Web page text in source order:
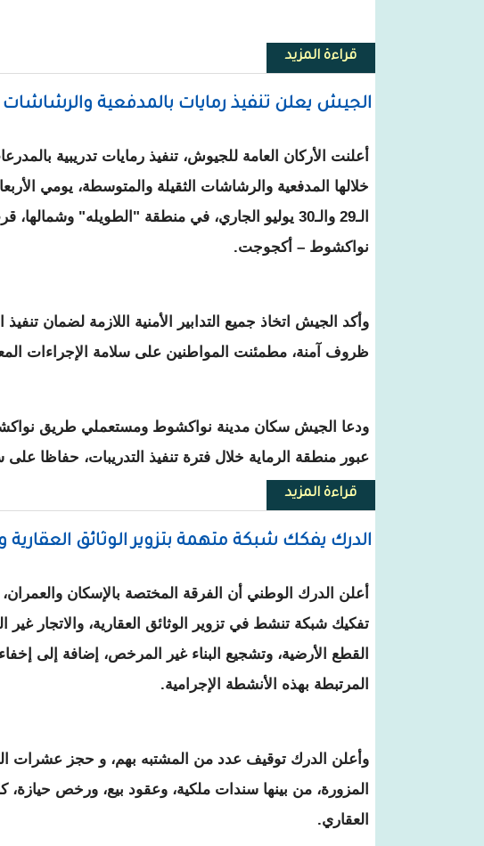
قراءة المزيدحول افتتاح الأسابيع الوطنية للثقافة والفنون 2026
الجيش يعلن تنفيذ رمايات بالمدفعية والرشاشات
أعلنت الأركان العامة للجيوش، تنفيذ رمايات تدريبية
خلالها المدفعية والرشاشات الثقيلة والمتوسطة، يومي
الـ29 والـ30 يوليو الجاري، في منطقة "الطويله"
نواكشوط – أكجوجت.
وأكد الجيش اتخاذ جميع التدابير الأمنية اللازمة لضمان تنفيذ
ظروف آمنة، مطمئنت المواطنين على سلامة الإجراءات
ودعا الجيش سكان مدينة نواكشوط ومستعملي طريق
عبور منطقة الرماية خلال فترة تنفيذ التدريبات، حفاظا على
قراءة المزيدحول الجيش يعلن تنفيذ رمايات بالمدفعية
الدرك يفكك شبكة متهمة بتزوير الوثائق العقارية
أعلن الدرك الوطني أن الفرقة المختصة بالإسكان
تفكيك شبكة تنشط في تزوير الوثائق العقارية، والاتجار
القطع الأرضية، وتشجيع البناء غير المرخص، إضافة إلى إخفاء
المرتبطة بهذه الأنشطة الإجرامية.
وأعلن الدرك توقيف عدد من المشتبه بهم، و حجز عشرات
المزورة، من بينها سندات ملكية، وعقود بيع، ورخص حيازة،
العقاري.